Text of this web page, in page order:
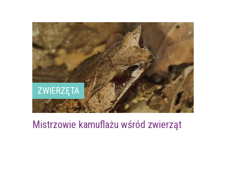
ZWIERZĘTA
Mistrzowie kamuflażu wśród zwierząt